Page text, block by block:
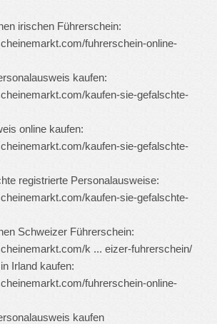
irischen Führerschein:
fuhrerschein-online-
kaufen:
kaufen-sie-gefalschte-
online kaufen:
kaufen-sie-gefalschte-
registrierte Personalausweise:
kaufen-sie-gefalschte-
Schweizer Führerschein:
k ... eizer-fuhrerschein/
Irland kaufen:
fuhrerschein-online-
kaufen